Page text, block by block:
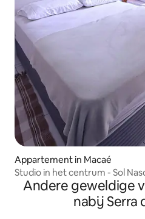
Appartement in Macaé
Studio in het centrum - Sol
Andere geweldige
nabij Serra